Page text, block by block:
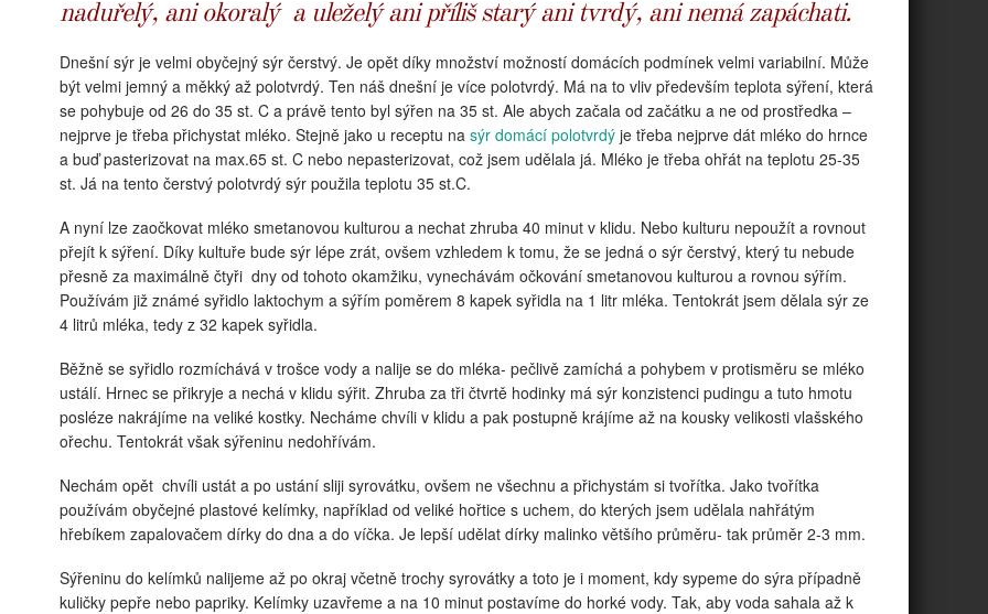
naduřelý, ani okoralý a uleželý ani příliš starý ani tvrdý, ani nemá zapáchati.
Dnešní sýr je velmi obyčejný sýr čerstvý. Je opět díky množství možností domácích podmínek velmi variabilní. Může
být velmi jemný a měkký až polotvrdý. Ten náš dnešní je více polotvrdý. Má na to vliv především teplota sýření, která
se pohybuje od 26 do 35 st. C a právě tento byl sýřen na 35 st. Ale abych začala od začátku a ne od prostředka –
nejprve je třeba přichystat mléko. Stejně jako u receptu na sýr domácí polotvrdý je třeba nejprve dát mléko do hrnce
a buď pasterizovat na max.65 st. C nebo nepasterizovat, což jsem udělala já. Mléko je třeba ohřát na teplotu 25-35
st. Já na tento čerstvý polotvrdý sýr použila teplotu 35 st.C.
A nyní lze zaočkovat mléko smetanovou kulturou a nechat zhruba 40 minut v klidu. Nebo kulturu nepoužít a rovnout
přejít k sýření. Díky kultuře bude sýr lépe zrát, ovšem vzhledem k tomu, že se jedná o sýr čerstvý, který tu nebude
přesně za maximálně čtyři dny od tohoto okamžiku, vynechávám očkování smetanovou kulturou a rovnou sýřím.
Používám již známé syřidlo laktochym a sýřím poměrem 8 kapek syřidla na 1 litr mléka. Tentokrát jsem dělala sýr ze
4 litrů mléka, tedy z 32 kapek syřidla.
Běžně se syřidlo rozmíchává v trošce vody a nalije se do mléka- pečlivě zamíchá a pohybem v protisměru se mléko
ustálí. Hrnec se přikryje a nechá v klidu sýřit. Zhruba za tři čtvrtě hodinky má sýr konzistenci pudingu a tuto hmotu
posléze nakrájíme na veliké kostky. Necháme chvíli v klidu a pak postupně krájíme až na kousky velikosti vlašského
ořechu. Tentokrát však sýřeninu nedohřívám.
Nechám opět chvíli ustát a po ustání sliji syrovátku, ovšem ne všechnu a přichystám si tvořítka. Jako tvořítka
používám obyčejné plastové kelímky, například od veliké hořtice s uchem, do kterých jsem udělala nahřátým
hřebíkem zapalovačem dírky do dna a do víčka. Je lepší udělat dírky malinko většího průměru- tak průměr 2-3 mm.
Sýřeninu do kelímků nalijeme až po okraj včetně trochy syrovátky a toto je i moment, kdy sypeme do sýra případně
kuličky pepře nebo papriky. Kelímky uzavřeme a na 10 minut postavíme do horké vody. Tak, aby voda sahala až k